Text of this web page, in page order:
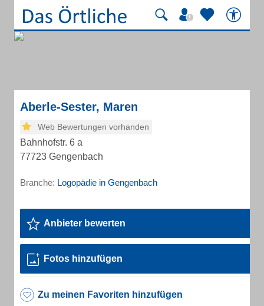
Aberle-Sester, Maren
Web Bewertungen vorhanden
Bahnhofstr. 6 a
77723 Gengenbach
Branche: Logopädie in Gengenbach
Anbieter bewerten
Fotos hinzufügen
Zu meinen Favoriten hinzufügen